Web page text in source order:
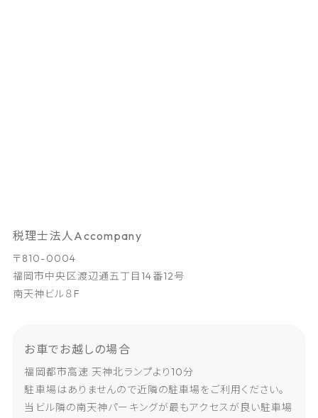
税理士法人Accompany
〒810-0004
福岡市中央区渡辺通五丁目14番12号
南天神ビル８F
お車でお越しの場合
福岡都市高速 天神北ランプより10分
駐車場はありませんので近隣の駐車場をご利用ください。
当ビル隣の南天神パーキングが最もアクセスが良い駐車場